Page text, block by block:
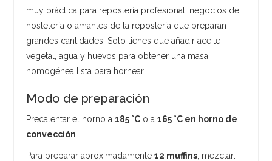
muy práctica para repostería profesional, negocios de
hostelería o amantes de la repostería que preparan
grandes cantidades. Solo tienes que añadir aceite
vegetal, agua y huevos para obtener una masa
homogénea lista para hornear.
Modo de preparación
Precalentar el horno a185 °C o a165 °C en horno de
convección
Para preparar aproximadamente12 muffins , mezclar: